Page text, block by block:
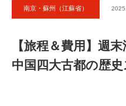
南京・蘇州（江蘇省）
【旅程＆費用】週
中国四大古都の歴